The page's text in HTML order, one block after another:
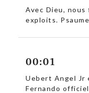
Avec Dieu, nous
exploits.
00:01
Uebert Angel Jr
Fernando